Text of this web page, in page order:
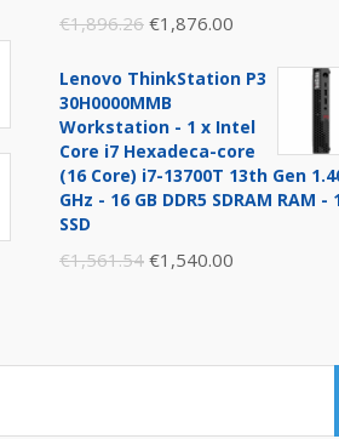
€1,896.26 Original
was:
€1,896.26.
€1,876.00
is:
€1,876.00.
Lenovo ThinkStation P3
30H0000MMB
Workstation - 1 x Intel
Core i7 Hexadeca-core
(16 Core) i7-13700T 13th Gen
GHz - 16 GB DDR5 SDRAM RAM -
SSD
€1,561.54 Original
€1,561.54.
€1,540.00
€1,540.00.